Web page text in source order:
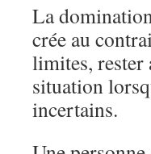
La
crée au
limites, rester
situation
incertains.